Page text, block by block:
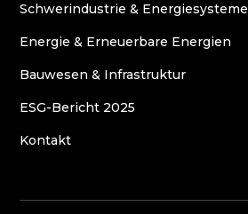
Schwerindustrie & Energiesysteme
Energie & Erneuerbare Energien
Bauwesen & Infrastruktur
ESG-Bericht 2025
Kontakt